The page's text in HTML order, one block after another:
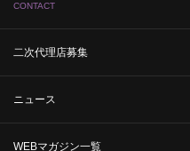
CONTACT
二次代理店募集
ニュース
WEBマガジン一覧